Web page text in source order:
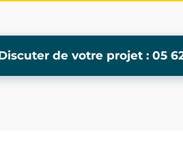
de votre projet : 05